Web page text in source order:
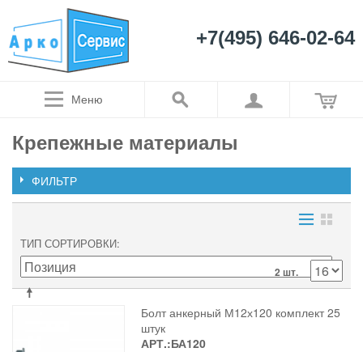
+7(495) 646-02-64
Меню
Крепежные материалы
ФИЛЬТР
ТИП СОРТИРОВКИ
2 шт.
Болт анкерный М12х120 комплект 25
штук
АРТ.:БА120